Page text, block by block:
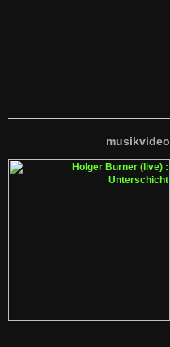
musikvideo